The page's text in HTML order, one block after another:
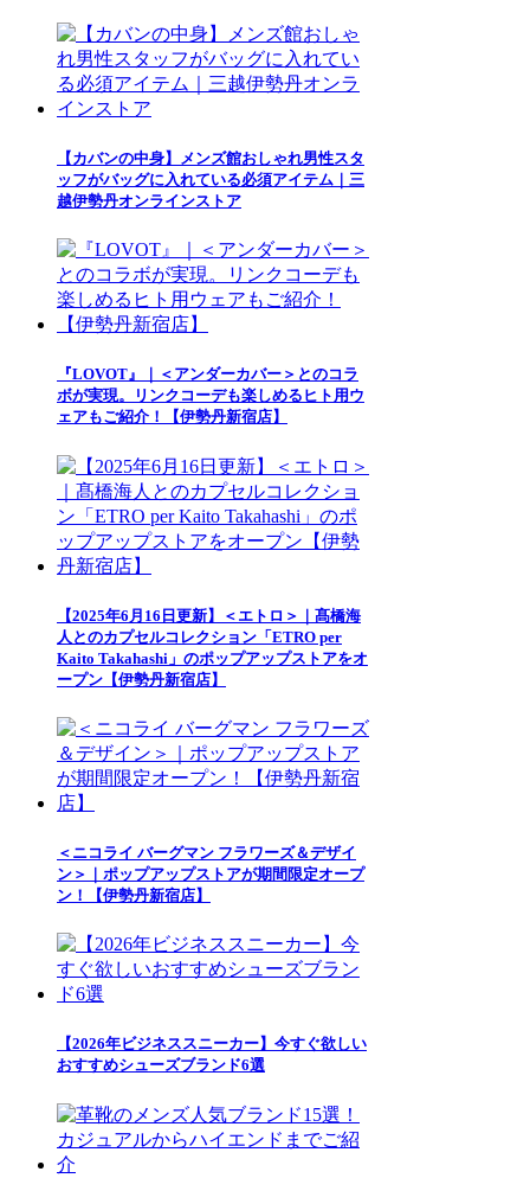
【カバンの中身】メンズ館おしゃれ男性スタ
ッフがバッグに入れている必須アイテム｜三
越伊勢丹オンラインストア
『LOVOT』｜＜アンダーカバー＞とのコラ
ボが実現。リンクコーデも楽しめるヒト用ウ
ェアもご紹介！【伊勢丹新宿店】
【2025年6月16日更新】＜エトロ＞｜髙橋海
人とのカプセルコレクション「ETRO per
Kaito Takahashi」のポップアップストアをオ
ープン【伊勢丹新宿店】
＜ニコライ バーグマン フラワーズ＆デザイ
ン＞｜ポップアップストアが期間限定オープ
ン！【伊勢丹新宿店】
【2026年ビジネススニーカー】今すぐ欲しい
おすすめシューズブランド6選